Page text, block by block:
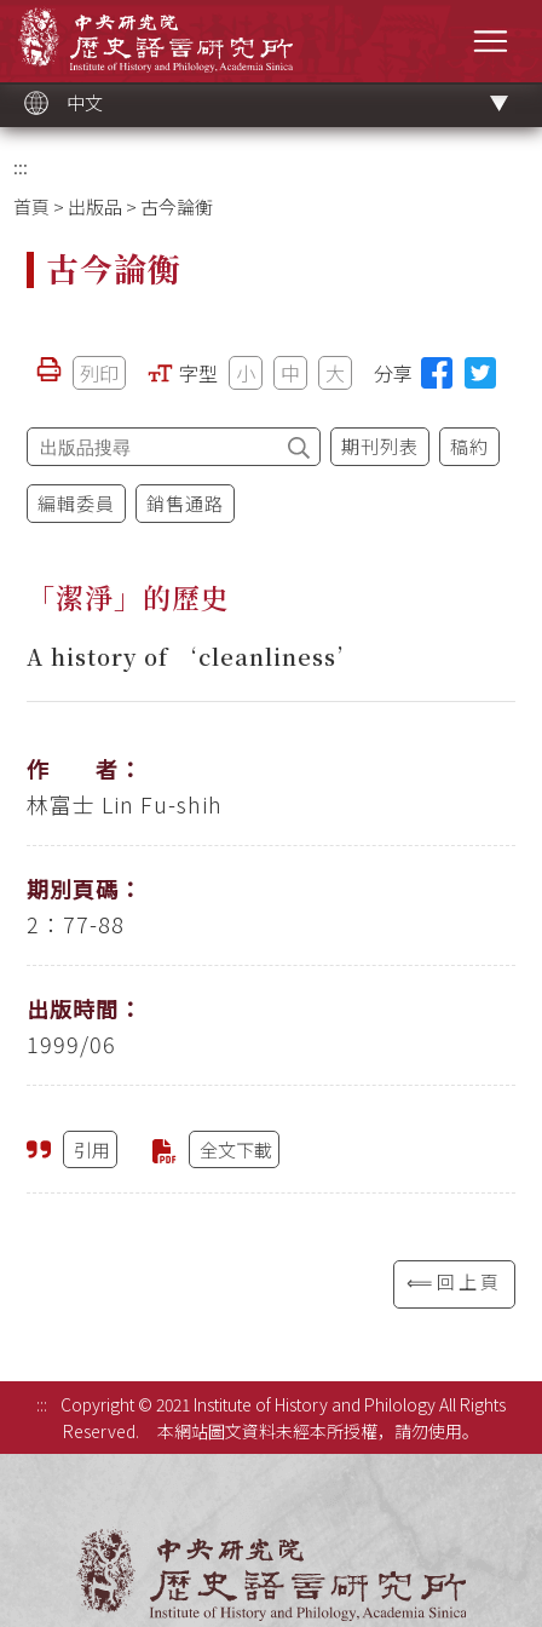
中文
:::
首頁 > 出版品 > 古今論衡
古今論衡
列印 字型 小 中 大 分享
期刊列表 稿約
編輯委員 銷售通路
「潔淨」的歷史
A history of ‘cleanliness’
作 者：
林富士 Lin Fu-shih
期別頁碼：
2：77-88
出版時間：
1999/06
引用 全文下載
⟸回上頁
:::
Copyright © 2021 Institute of History and Philology All Rights
Reserved.
本網站圖文資料未經本所授權，請勿使用。